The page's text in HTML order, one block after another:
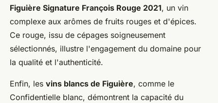
Figuière Signature François Rouge 2021, un vin
complexe aux arômes de fruits rouges et d'épices.
Ce rouge, issu de cépages soigneusement
sélectionnés, illustre l'engagement du domaine pour
la qualité et l'authenticité.
Enfin, les vins blancs de Figuière, comme le
Confidentielle blanc, démontrent la capacité du